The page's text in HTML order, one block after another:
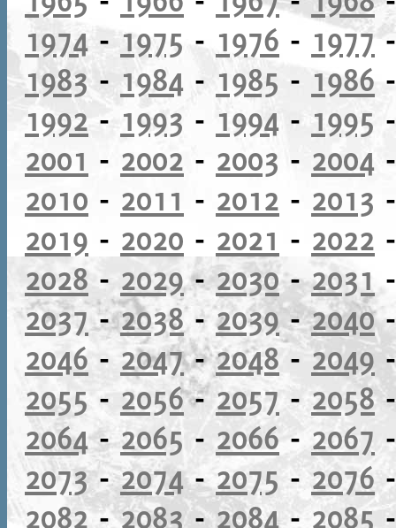
1974 -1975 - 1976 - 1977
1983- 1984 - 1985 - 1986
1992 - 1993 - 1994 - 1995
2001 - 2002 - 2003 - 2004
2010 - 2011 - 2012 - 2013
2019 - 2020 - 2021 - 2022
2028- 2029-2030-2031
2037-2038-2039-2040
2046 - 2047-2048 -2049
2055 - 2056-2057- 2058
2064-2065 - 2066- 2067
2073-2074-2075-2076
2082-2083-2084- 2085